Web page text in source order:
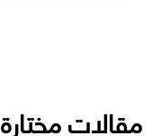
مقالات مختارة